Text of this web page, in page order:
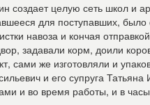
целую сеть школ и
для поступавших,
навоза и кончая
задавали корм, доили
же изготовляли и
и его супруга
и во время работы, и в